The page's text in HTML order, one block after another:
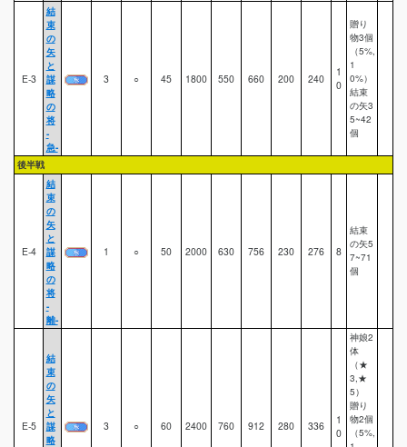
E-3
結
束
の
矢
と
謀
略
の
将
-
急-
3 ○ 45 1800 550 660 200 240
1
0
贈り
物3個
（5%,
1
0%）
結束
の矢3
5~42
個
後半戦
E-4
結
束
の
矢
と
謀
略
の
将
-
離-
1 ○ 50 2000 630 756 230 276 8
結束
の矢5
7~71
個
E-5
結
束
の
矢
と
謀
略
3 ○ 60 2400 760 912 280 336
1
0
神娘2
体
（★
3,★
5）
贈り
物2個
（5%,